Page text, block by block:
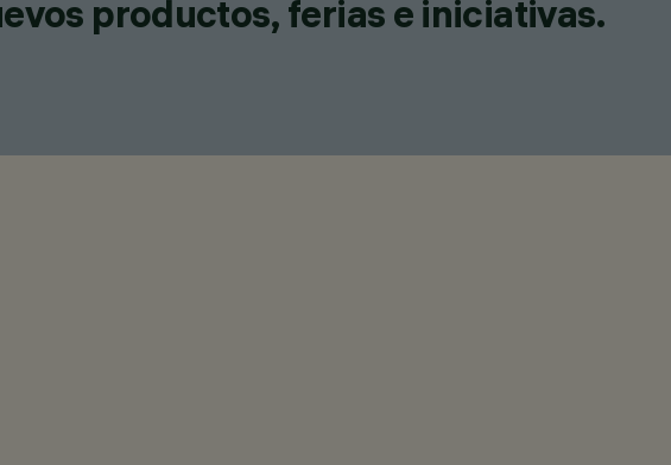
productos, ferias e iniciativas.